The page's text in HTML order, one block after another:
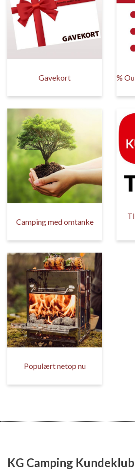
Gavekort %
Camping med omtanke
Populært netop nu
KG Camping Kundeklub